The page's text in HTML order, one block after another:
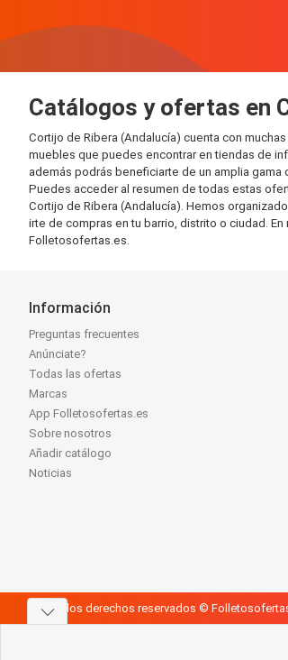
Catálogos y ofertas en
Cortijo de Ribera (Andalucía) cuenta con
muebles que puedes encontrar en tiendas de
además podrás beneficiarte de un amplia
Puedes acceder al resumen de todas estas
Cortijo de Ribera (Andalucía). Hemos
irte de compras en tu barrio, distrito o ciudad.
Folletosofertas.es.
Información
Preguntas frecuentes
Anúnciate?
Todas las ofertas
Marcas
App Folletosofertas.es
Sobre nosotros
Añadir catálogo
Noticias
Todos los derechos reservados ©